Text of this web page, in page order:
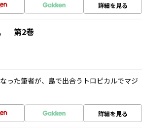
詳細を見る
第2巻
った筆者が、島で出合うトロピカルでマジ
詳細を見る